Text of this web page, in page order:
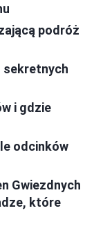
podróż
sekretnych
i gdzie
odcinków
Gwiezdnych
które